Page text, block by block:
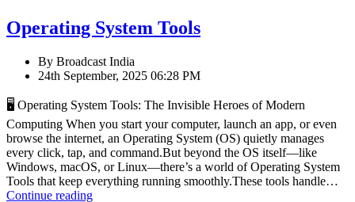
Operating System Tools
By Broadcast India
24th September, 2025 06:28 PM
🖥️ Operating System Tools: The Invisible Heroes of Modern
Computing When you start your computer, launch an app, or even
browse the internet, an Operating System (OS) quietly manages
every click, tap, and command.But beyond the OS itself—like
Windows, macOS, or Linux—there’s a world of Operating System
Tools that keep everything running smoothly.These tools handle…
Continue readingOperating